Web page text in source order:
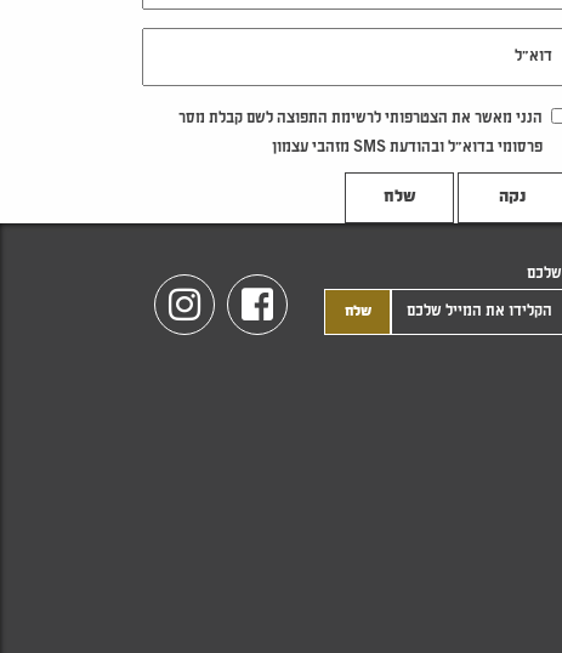
הנני מאשר את הצטרפותי לרשימת התפוצה לשם קבלת מסר
פרסומי בדוא"ל ובהודעת SMS מזהבי עצמון
נקה
Facebook
Instagram
שלכם